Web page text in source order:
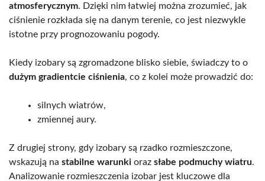
atmosferycznym. Dzięki nim łatwiej można zrozumieć, jak
ciśnienie rozkłada się na danym terenie, co jest niezwykle
istotne przy prognozowaniu pogody.
Kiedy izobary są zgromadzone blisko siebie, świadczy to o
dużym gradientcie ciśnienia, co z kolei może prowadzić do:
silnych wiatrów,
zmiennej aury.
Z drugiej strony, gdy izobary są rzadko rozmieszczone,
wskazują na stabilne warunki oraz słabe podmuchy wiatru.
Analizowanie rozmieszczenia izobar jest kluczowe dla